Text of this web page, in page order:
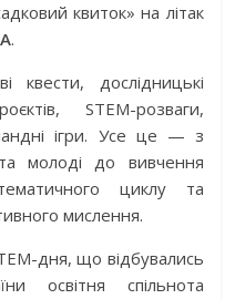
квиток» на літак
.
дослідницькі
STEM-розваги,
ігри. Усе це — з
молоді до вивчення
циклу та
мислення.
дня, що відбувались
освітня спільнота